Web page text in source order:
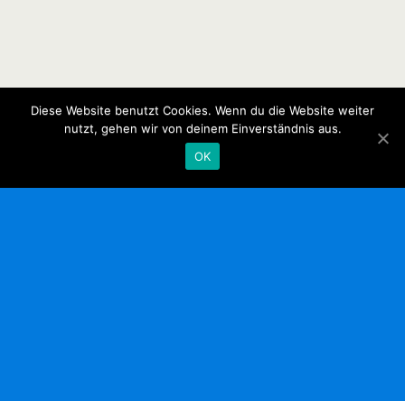
Diese Website benutzt Cookies. Wenn du die Website weiter
nutzt, gehen wir von deinem Einverständnis aus.
OK